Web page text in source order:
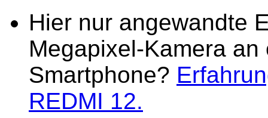
Hier nur angewandte
Megapixel-Kamera
Smartphone?
REDMI 12.